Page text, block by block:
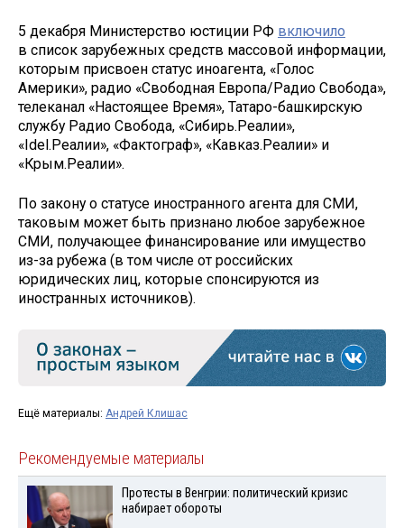
5 декабря Министерство юстиции РФ включило
в список зарубежных средств массовой информации,
которым присвоен статус иноагента, «Голос
Америки», радио «Свободная Европа/Радио Свобода»,
телеканал «Настоящее Время», Татаро-башкирскую
службу Радио Свобода, «Сибирь.Реалии»,
«Idel.Реалии», «Фактограф», «Кавказ.Реалии» и
«Крым.Реалии».
По закону о статусе иностранного агента для СМИ,
таковым может быть признано любое зарубежное
СМИ, получающее финансирование или имущество
из-за рубежа (в том числе от российских
юридических лиц, которые спонсируются из
иностранных источников).
Ещё материалы: Андрей Клишас
Рекомендуемые материалы
Протесты в Венгрии: политический кризис
набирает обороты